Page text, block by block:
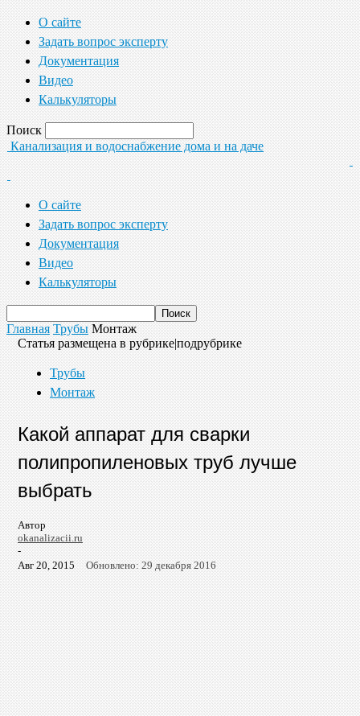
О сайте
Задать вопрос эксперту
Документация
Видео
Калькуляторы
Поиск
Канализация и водоснабжение дома и на даче
О сайте
Задать вопрос эксперту
Документация
Видео
Калькуляторы
Главная Трубы Монтаж
Статья размещена в рубрике|подрубрике
Трубы
Монтаж
Какой аппарат для сварки
полипропиленовых труб лучше
выбрать
Автор
okanalizacii.ru
-
Авг 20, 2015
Обновлено: 29 декабря 2016